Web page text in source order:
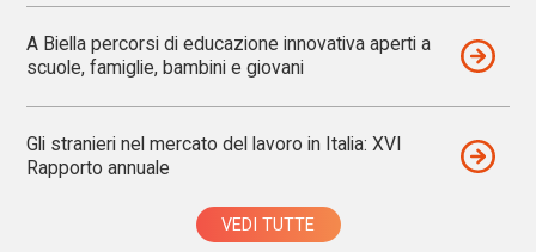
A Biella percorsi di educazione innovativa aperti a
scuole, famiglie, bambini e giovani
Gli stranieri nel mercato del lavoro in Italia: XVI
Rapporto annuale
VEDI TUTTE